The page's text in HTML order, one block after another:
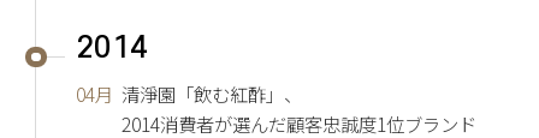
2014
04月 清淨園「飲む紅酢」、
2014消費者が選んだ顧客忠誠度1位ブランド